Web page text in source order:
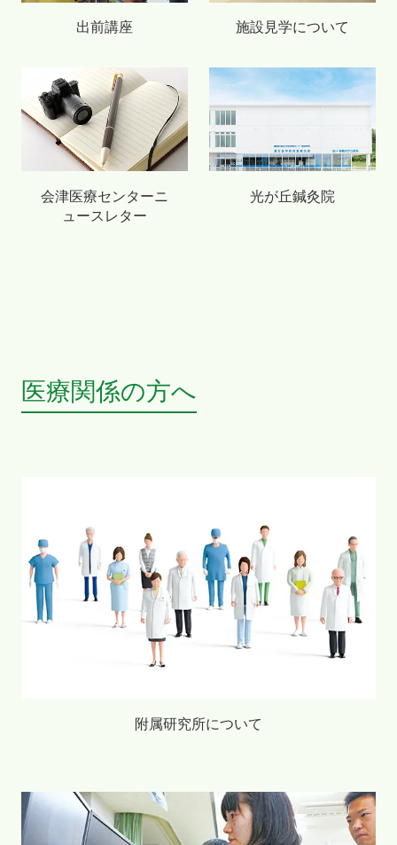
出前講座 施設見学について
会津医療センターニ
ュースレター
光が丘鍼灸院
医療関係の方へ
附属研究所について